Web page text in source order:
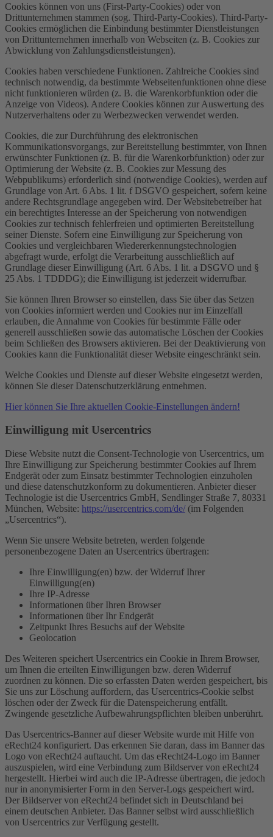
Cookies können von uns (First-Party-Cookies) oder von
Drittunternehmen stammen (sog. Third-Party-Cookies). Third-Party-
Cookies ermöglichen die Einbindung bestimmter Dienstleistungen
von Drittunternehmen innerhalb von Webseiten (z. B. Cookies zur
Abwicklung von Zahlungsdienstleistungen).
Cookies haben verschiedene Funktionen. Zahlreiche Cookies sind
technisch notwendig, da bestimmte Webseitenfunktionen ohne diese
nicht funktionieren würden (z. B. die Warenkorbfunktion oder die
Anzeige von Videos). Andere Cookies können zur Auswertung des
Nutzerverhaltens oder zu Werbezwecken verwendet werden.
Cookies, die zur Durchführung des elektronischen
Kommunikationsvorgangs, zur Bereitstellung bestimmter, von Ihnen
erwünschter Funktionen (z. B. für die Warenkorbfunktion) oder zur
Optimierung der Website (z. B. Cookies zur Messung des
Webpublikums) erforderlich sind (notwendige Cookies), werden auf
Grundlage von Art. 6 Abs. 1 lit. f DSGVO gespeichert, sofern keine
andere Rechtsgrundlage angegeben wird. Der Websitebetreiber hat
ein berechtigtes Interesse an der Speicherung von notwendigen
Cookies zur technisch fehlerfreien und optimierten Bereitstellung
seiner Dienste. Sofern eine Einwilligung zur Speicherung von
Cookies und vergleichbaren Wiedererkennungstechnologien
abgefragt wurde, erfolgt die Verarbeitung ausschließlich auf
Grundlage dieser Einwilligung (Art. 6 Abs. 1 lit. a DSGVO und §
25 Abs. 1 TDDDG); die Einwilligung ist jederzeit widerrufbar.
Sie können Ihren Browser so einstellen, dass Sie über das Setzen
von Cookies informiert werden und Cookies nur im Einzelfall
erlauben, die Annahme von Cookies für bestimmte Fälle oder
generell ausschließen sowie das automatische Löschen der Cookies
beim Schließen des Browsers aktivieren. Bei der Deaktivierung von
Cookies kann die Funktionalität dieser Website eingeschränkt sein.
Welche Cookies und Dienste auf dieser Website eingesetzt werden,
können Sie dieser Datenschutzerklärung entnehmen.
Hier können Sie Ihre aktuellen Cookie-Einstellungen ändern!
Einwilligung mit Usercentrics
Diese Website nutzt die Consent-Technologie von Usercentrics, um
Ihre Einwilligung zur Speicherung bestimmter Cookies auf Ihrem
Endgerät oder zum Einsatz bestimmter Technologien einzuholen
und diese datenschutzkonform zu dokumentieren. Anbieter dieser
Technologie ist die Usercentrics GmbH, Sendlinger Straße 7, 80331
München, Website: https://usercentrics.com/de/ (im Folgenden
„Usercentrics“).
Wenn Sie unsere Website betreten, werden folgende
personenbezogene Daten an Usercentrics übertragen:
Ihre Einwilligung(en) bzw. der Widerruf Ihrer
Einwilligung(en)
Ihre IP-Adresse
Informationen über Ihren Browser
Informationen über Ihr Endgerät
Zeitpunkt Ihres Besuchs auf der Website
Geolocation
Des Weiteren speichert Usercentrics ein Cookie in Ihrem Browser,
um Ihnen die erteilten Einwilligungen bzw. deren Widerruf
zuordnen zu können. Die so erfassten Daten werden gespeichert, bis
Sie uns zur Löschung auffordern, das Usercentrics-Cookie selbst
löschen oder der Zweck für die Datenspeicherung entfällt.
Zwingende gesetzliche Aufbewahrungspflichten bleiben unberührt.
Das Usercentrics-Banner auf dieser Website wurde mit Hilfe von
eRecht24 konfiguriert. Das erkennen Sie daran, dass im Banner das
Logo von eRecht24 auftaucht. Um das eRecht24-Logo im Banner
auszuspielen, wird eine Verbindung zum Bildserver von eRecht24
hergestellt. Hierbei wird auch die IP-Adresse übertragen, die jedoch
nur in anonymisierter Form in den Server-Logs gespeichert wird.
Der Bildserver von eRecht24 befindet sich in Deutschland bei
einem deutschen Anbieter. Das Banner selbst wird ausschließlich
von Usercentrics zur Verfügung gestellt.